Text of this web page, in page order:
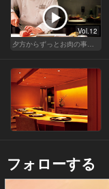
Vol.12
フォローする